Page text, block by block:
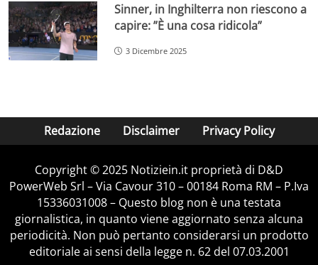
Sinner, in Inghilterra non riescono a
capire: ”È una cosa ridicola”
3 Dicembre 2025
Redazione Disclaimer Privacy Policy
Copyright © 2025 Notiziein.it proprietà di D&D
PowerWeb Srl – Via Cavour 310 – 00184 Roma RM – P.Iva
15336031008 – Questo blog non è una testata
giornalistica, in quanto viene aggiornato senza alcuna
periodicità. Non può pertanto considerarsi un prodotto
editoriale ai sensi della legge n. 62 del 07.03.2001